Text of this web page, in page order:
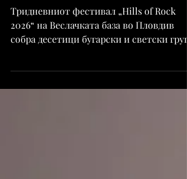
Callboy го претворија Пловдив во
епицентар на рок и метал музиката
Тридневниот фестивал „Hills of Rock
собра десетици бугарски и светски